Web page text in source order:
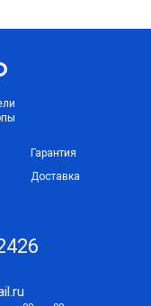
Гарантия
Доставка